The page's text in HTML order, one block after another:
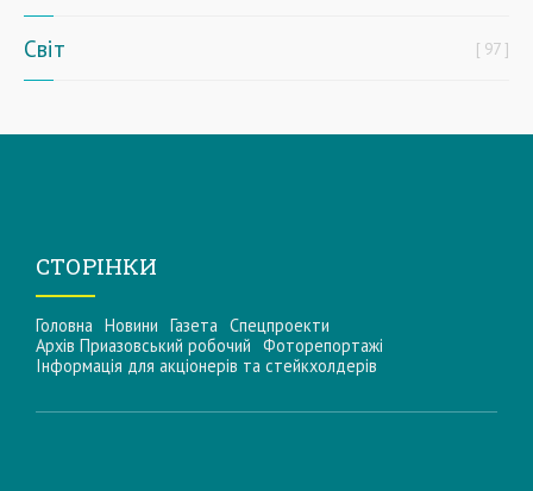
Світ 97
СТОРІНКИ
Головна Новини Газета Спецпроекти
Архів Приазовський робочий Фоторепортажі
Інформацiя для акцiонерiв та стейкхолдерiв